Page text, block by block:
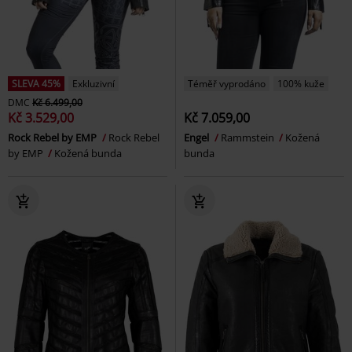
SLEVA 45%
Exkluzivní
DMC Kč 6.499,00
Kč 3.529,00
Rock Rebel by EMP
Rock Rebel
by EMP
Kožená bunda
Téměř vyprodáno 100% kuže
Kč 7.059,00
Engel Rammstein
Kožená
bunda